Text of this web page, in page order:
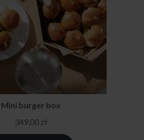
Mini burger box
349,00 zł